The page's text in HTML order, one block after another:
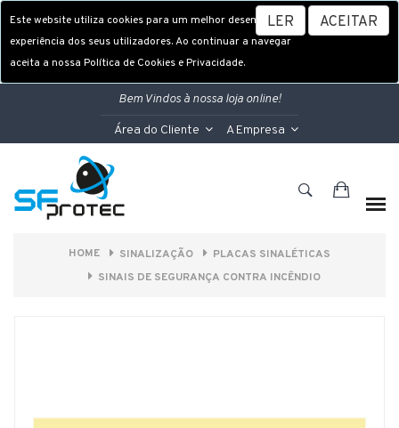
Este website utiliza cookies para um melhor desempenho e
experiência dos seus utilizadores. Ao continuar a navegar
aceita a nossa Política de Cookies e Privacidade.
LER ACEITAR
Bem Vindos à nossa loja online!
Área do Cliente A Empresa
HOME SINALIZAÇÃO
PLACAS SINALÉTICAS
SINAIS DE SEGURANÇA CONTRA INCÊNDIO